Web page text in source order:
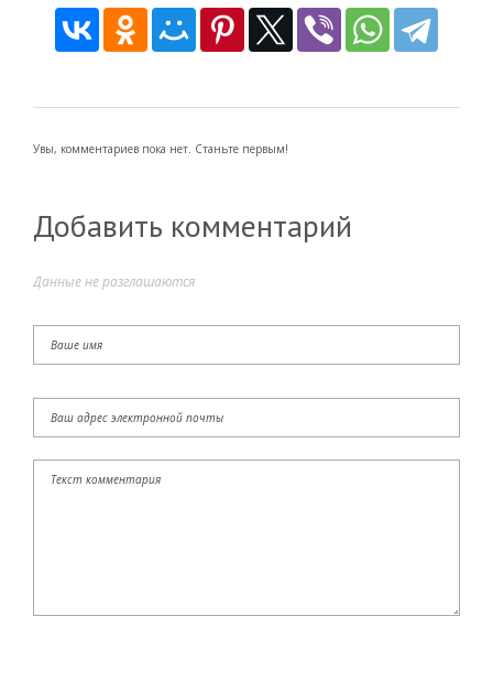
Увы, комментариев пока нет. Станьте первым!
Добавить комментарий
Данные не разглашаются